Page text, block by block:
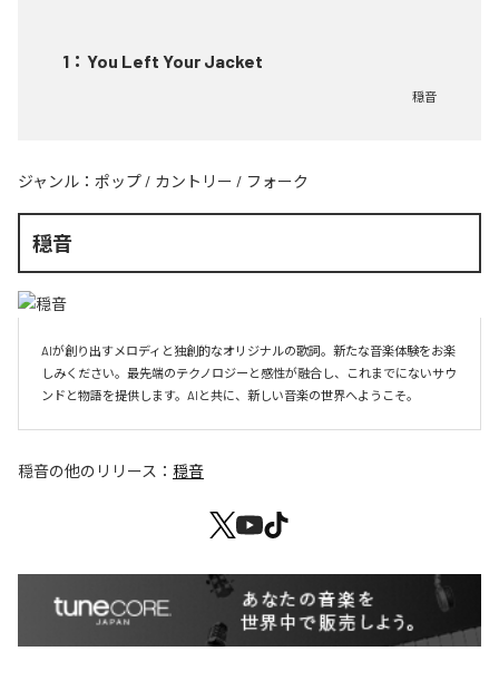
1 ： You Left Your Jacket
穏音
ジャンル： ポップ / カントリー / フォーク
穏音
AIが創り出すメロディと独創的なオリジナルの歌詞。新たな音楽体験をお楽
しみください。最先端のテクノロジーと感性が融合し、これまでにないサウ
ンドと物語を提供します。AIと共に、新しい音楽の世界へようこそ。
穏音の他のリリース： 穏音